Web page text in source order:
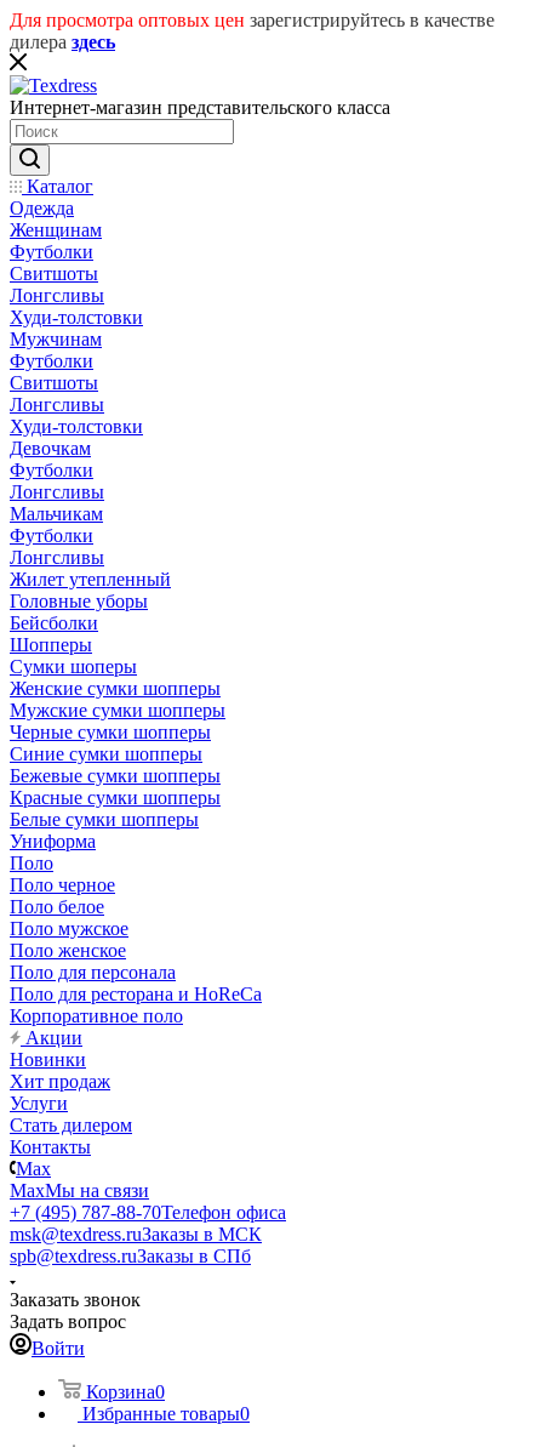
Для просмотра оптовых цен зарегистрируйтесь в качестве
дилера здесь
Интернет-магазин представительского класса
Каталог
Одежда
Женщинам
Футболки
Свитшоты
Лонгсливы
Худи-толстовки
Мужчинам
Футболки
Свитшоты
Лонгсливы
Худи-толстовки
Девочкам
Футболки
Лонгсливы
Мальчикам
Футболки
Лонгсливы
Жилет утепленный
Головные уборы
Бейсболки
Шопперы
Сумки шоперы
Женские сумки шопперы
Мужские сумки шопперы
Черные сумки шопперы
Синие сумки шопперы
Бежевые сумки шопперы
Красные сумки шопперы
Белые сумки шопперы
Униформа
Поло
Поло черное
Поло белое
Поло мужское
Поло женское
Поло для персонала
Поло для ресторана и HoReCa
Корпоративное поло
Акции
Новинки
Хит продаж
Услуги
Стать дилером
Контакты
Max
MaxМы на связи
+7 (495) 787-88-70Телефон офиса
msk@texdress.ruЗаказы в МСК
spb@texdress.ruЗаказы в СПб
Заказать звонок
Задать вопрос
Войти
Корзина0
Избранные товары0